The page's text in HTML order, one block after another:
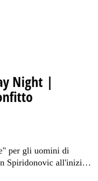
Night |
per gli uomini di
Spiridonovic all'iniziale